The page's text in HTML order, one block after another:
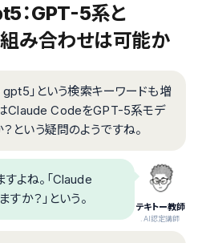
：GPT-5系と
み合わせは可能か
」という検索キーワードも増
はClaude CodeをGPT-5系モデ
という疑問のようですね。
テキトー教師
.AI認定講師
よね。「Claude
か？」という。